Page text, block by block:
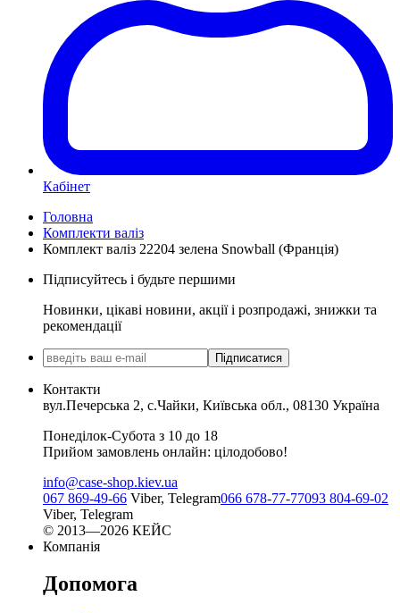
Кабінет
Головна
Комплекти валіз
Комплект валіз 22204 зелена Snowball (Франція)
Підписуйтесь і будьте першими
Новинки, цікаві новини, акції і розпродажі, знижки та
рекомендації
Підписатися
Контакти
вул.Печерська 2, с.Чайки, Київська обл., 08130 Україна
Понеділок-Субота з 10 до 18
Прийом замовлень онлайн: цілодобово!
info@case-shop.kiev.ua
067 869-49-66 Viber, Telegram066 678-77-77093 804-69-02
Viber, Telegram
© 2013—2026 КЕЙС
Компанія
Допомога